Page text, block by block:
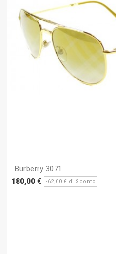
Burberry 3071
180,00 €
Prezzo
base
-62,00 € di Sconto